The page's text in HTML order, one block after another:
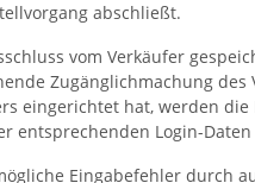
abschließt.
vom Verkäufer
Zugänglichmachung
eingerichtet hat, werden
entsprechenden Login-
Eingabefehler durch